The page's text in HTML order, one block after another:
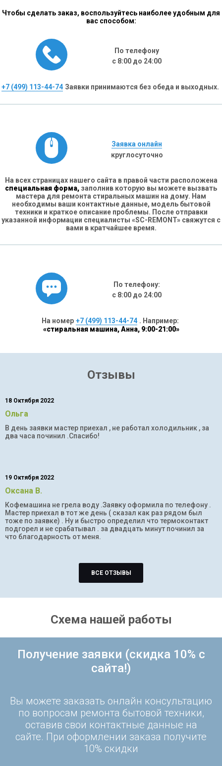
Чтобы сделать заказ, воспользуйтесь наиболее удобным для
вас способом:
По телефону
с 8:00 до 24:00
+7 (499) 113-44-74 Заявки принимаются без обеда и выходных.
Заявка онлайн
круглосуточно
На всех страницах нашего сайта в правой части расположена
специальная форма, заполнив которую вы можете вызвать
мастера для ремонта стиральных машин на дому. Нам
необходимы ваши контактные данные, модель бытовой
техники и краткое описание проблемы. После отправки
указанной информации специалисты «SC-REMONT» свяжутся с
вами в кратчайшее время.
По телефону:
с 8:00 до 24:00
На номер +7 (499) 113-44-74 . Например:
«стиральная машина, Анна, 9:00-21:00»
Отзывы
18 Октября 2022
Ольга
В день заявки мастер приехал , не работал холодильник , за
два часа починил .Спасибо!
19 Октября 2022
Оксана В.
Кофемашина не грела воду .Заявку оформила по телефону .
Мастер приехал в тот же день ( сказал как раз рядом был
тоже по заявке) . Ну и быстро определил что термоконтакт
подгорел и не срабатывал . за двадцать минут починил за
что благодарность от меня.
ВСЕ ОТЗЫВЫ
Схема нашей работы
Получение заявки (скидка 10% с
сайта!)
Вы можете заказать онлайн консультацию
по вопросам ремонта бытовой техники,
оставив свои контактные данные на
сайте. При оформлении заказа получите
10% скидки